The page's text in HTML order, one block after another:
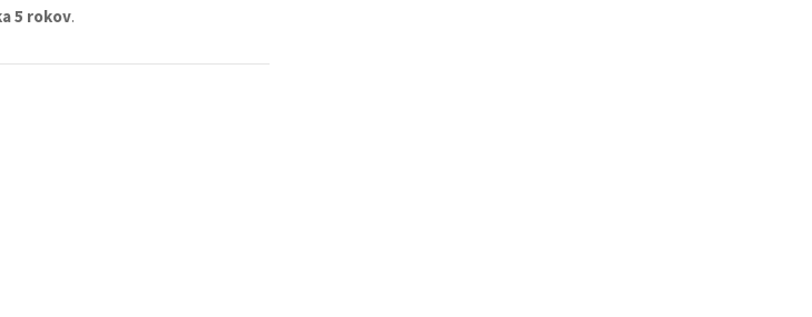
5 rokov.